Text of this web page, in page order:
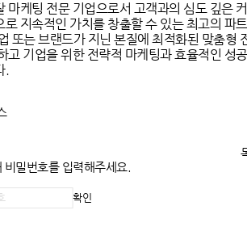
마케팅 전문 기업으로서 고객과의 심도 깊은
로 지속적인 가치를 창출할 수 있는 최고의 파
또는 브랜드가 지닌 본질에 최적화된 맞춤형
고 기업을 위한 전략적 마케팅과 효율적인 성
.
밀번호를 입력해주세요.
확인